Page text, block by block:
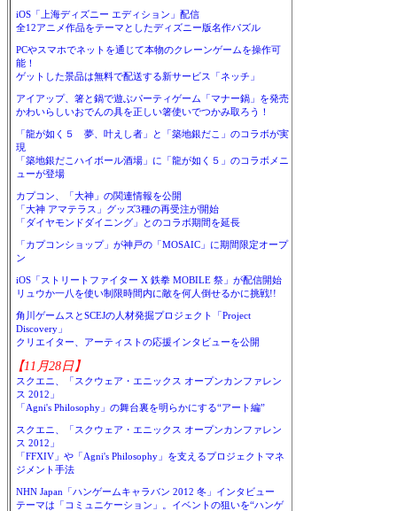
iOS「上海ディズニー エディション」配信
全12アニメ作品をテーマとしたディズニー版名作パズル
PCやスマホでネットを通じて本物のクレーンゲームを操作可
能！
ゲットした景品は無料で配送する新サービス「ネッチ」
アイアップ、箸と鍋で遊ぶパーティゲーム「マナー鍋」を発売
かわいらしいおでんの具を正しい箸使いでつかみ取ろう！
「龍が如く５ 夢、叶えし者」と「築地銀だこ」のコラボが実
現
「築地銀だこハイボール酒場」に「龍が如く５」のコラボメニ
ューが登場
カプコン、「大神」の関連情報を公開
「大神 アマテラス」グッズ3種の再受注が開始
「ダイヤモンドダイニング」とのコラボ期間を延長
「カプコンショップ」が神戸の「MOSAIC」に期間限定オープ
ン
iOS「ストリートファイター X 鉄拳 MOBILE 祭」が配信開始
リュウか一八を使い制限時間内に敵を何人倒せるかに挑戦!!
角川ゲームスとSCEJの人材発掘プロジェクト「Project
Discovery」
クリエイター、アーティストの応援インタビューを公開
【11月28日】
スクエニ、「スクウェア・エニックス オープンカンファレン
ス 2012」
「Agni's Philosophy」の舞台裏を明らかにする“アート編”
スクエニ、「スクウェア・エニックス オープンカンファレン
ス 2012」
「FFXIV」や「Agni's Philosophy」を支えるプロジェクトマネ
ジメント手法
NHN Japan「ハンゲームキャラバン 2012 冬」インタビュー
テーマは「コミュニケーション」。イベントの狙いを“ハンゲ